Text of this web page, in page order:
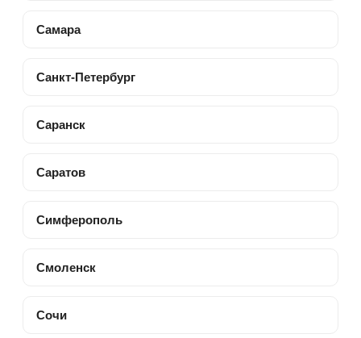
Самара
Санкт-Петербург
Саранск
Саратов
Симферополь
Смоленск
Сочи